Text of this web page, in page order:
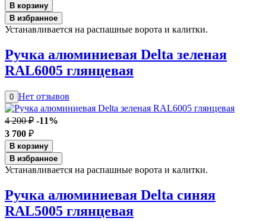
В корзину
В избранное
Устанавливается на распашные ворота и калитки.
Ручка алюминиевая Delta зеленая
RAL6005 глянцевая
0 Нет отзывов
4 200 ₽ -11%
3 700 ₽
В корзину
В избранное
Устанавливается на распашные ворота и калитки.
Ручка алюминиевая Delta синяя
RAL5005 глянцевая